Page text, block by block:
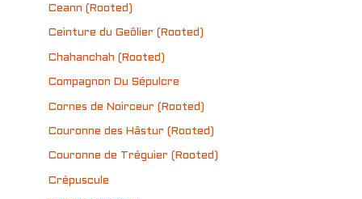
Ceann (Rooted)
Ceinture du Geôlier (Rooted)
Chahanchah (Rooted)
Compagnon Du Sépulcre
Cornes de Noirceur (Rooted)
Couronne des Hâstur (Rooted)
Couronne de Tréguier (Rooted)
Crépuscule